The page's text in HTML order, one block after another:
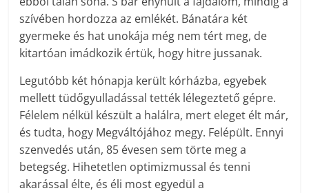
szívében hordozza az emlékét. Bánatára két
gyermeke és hat unokája még nem tért meg, de
kitartóan imádkozik értük, hogy hitre jussanak.
Legutóbb két hónapja került kórházba, egyebek
mellett tüdőgyulladással tették lélegeztető gépre.
Félelem nélkül készült a halálra, mert eleget élt már,
és tudta, hogy Megváltójához megy. Felépült. Ennyi
szenvedés után, 85 évesen sem törte meg a
betegség. Hihetetlen optimizmussal és tenni
akarással élte, és éli most egyedül a